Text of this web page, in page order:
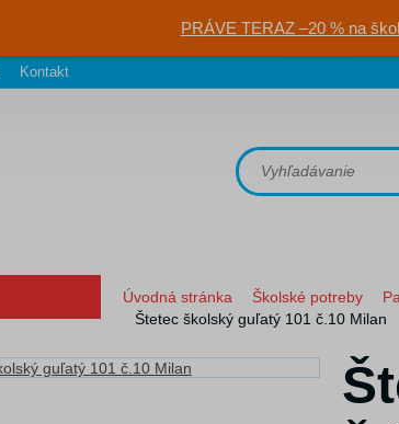
PRÁVE TERAZ –20 % na
Kontakt
Úvodná stránka Školské potreby
Štetec školský guľatý 101 č.10 Milan